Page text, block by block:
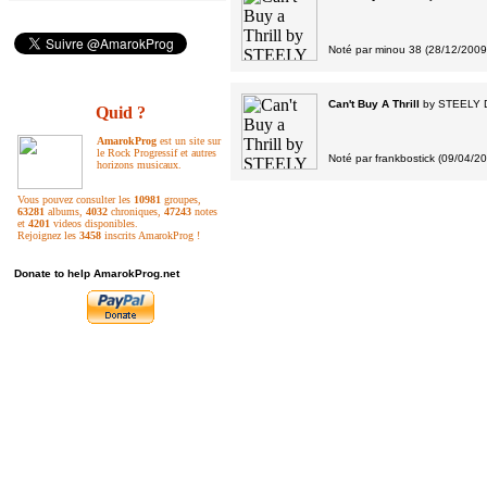
Quid ?
AmarokProg est un site sur
le Rock Progressif et autres
horizons musicaux.
Vous pouvez consulter les 10981 groupes,
63281 albums, 4032 chroniques, 47243 notes
et 4201 videos disponibles.
Rejoignez les 3458 inscrits AmarokProg !
Donate to help AmarokProg.net
Noté par minou 38 (28/12/
Can't Buy A Thrill by STEELY
Noté par frankbostick (09/04/